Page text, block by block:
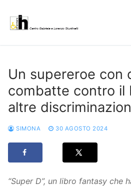
contenuto
Un supereroe con
combatte contro il
altre
SIMONA 30 AGOSTO 2024
“Super D”, un libro fantasy che